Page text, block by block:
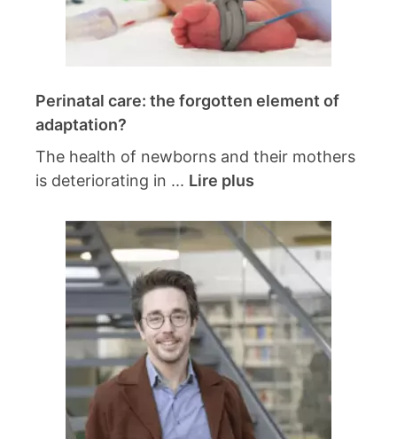
Perinatal care: the forgotten element of
adaptation?
The health of newborns and their mothers
is deteriorating in ... Lire plus